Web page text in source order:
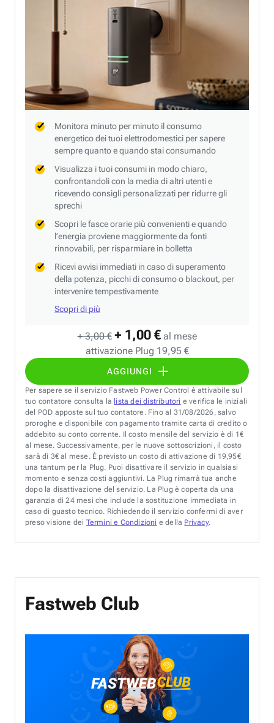
+ 3,00 € + 1,00 € al mese
attivazione Plug 19,95 €
AGGIUNGI
Monitora minuto per minuto il consumo
energetico dei tuoi elettrodomestici per sapere
sempre quanto e quando stai consumando
Visualizza i tuoi consumi in modo chiaro,
confrontandoli con la media di altri utenti e
ricevendo consigli personalizzati per ridurre gli
sprechi
Scopri le fasce orarie più convenienti e quando
l’energia proviene maggiormente da fonti
rinnovabili, per risparmiare in bolletta
Ricevi avvisi immediati in caso di superamento
della potenza, picchi di consumo o blackout, per
intervenire tempestivamente
Scopri di più
Per sapere se il servizio Fastweb Power Control è attivabile sul
tuo contatore consulta la lista dei distributori e verifica le iniziali
del POD apposte sul tuo contatore. Fino al 31/08/2026, salvo
proroghe e disponibile con pagamento tramite carta di credito o
addebito su conto corrente. Il costo mensile del servizio è di 1€
al mese. Successivamente, per le nuove sottoscrizioni, il costo
sarà di 3€ al mese. È previsto un costo di attivazione di 19,95€
una tantum per la Plug. Puoi disattivare il servizio in qualsiasi
momento e senza costi aggiuntivi. La Plug rimarrà tua anche
dopo la disattivazione del servizio. La Plug è coperta da una
garanzia di 24 mesi che include la sostituzione immediata in
caso di guasto tecnico. Richiedendo il servizio confermi di aver
preso visione dei Termini e Condizioni e della Privacy.
Fastweb Club